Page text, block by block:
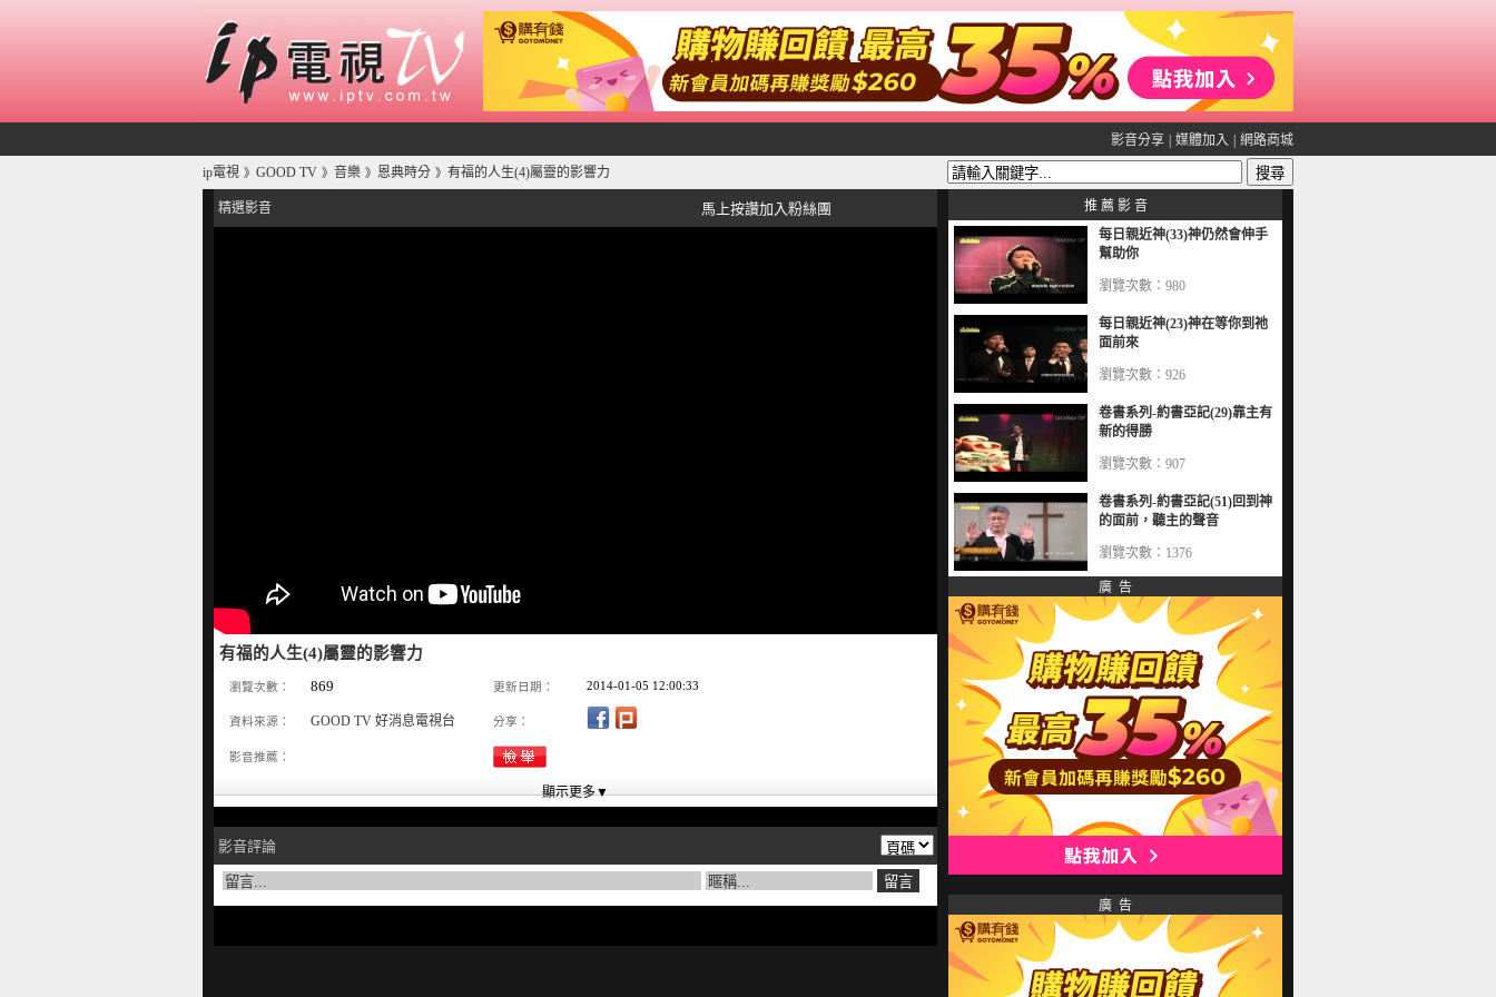
影音分享 媒體加入 網路商城
ip電視 》 GOOD TV 》 音樂 》 恩典時分 》 有福的人生(4)屬靈的影響力
精選影音 馬上按讚加入粉絲團
有福的人生(4)屬靈的影響力
瀏覽次數： 869 更新日期： 2014-01-05 12:00:33
資料來源： GOOD TV 好消息電視台 分享：
影音推薦：
影音評論
推 薦 影 音
每日親近神(33)神仍然會伸手
幫助你
瀏覽次數：980
每日親近神(23)神在等你到祂
面前來
瀏覽次數：926
卷書系列-約書亞記(29)靠主有
新的得勝
瀏覽次數：907
卷書系列-約書亞記(51)回到神
的面前，聽主的聲音
瀏覽次數：1376
廣 告
廣 告